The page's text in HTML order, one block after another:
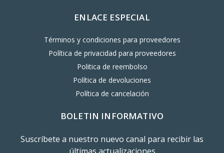
ENLACE ESPECIAL
Términos y condiciones para proveedores
Política de privacidad para proveedores
Politica de reembolso
Política de devoluciones
Política de cancelación
BOLETIN INFORMATIVO
Suscríbete a nuestro nuevo canal para recibir las